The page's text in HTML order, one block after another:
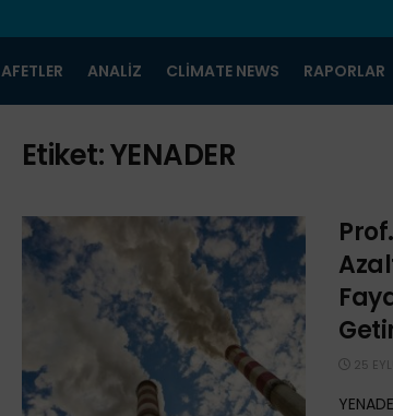
AFETLER ANALIZ CLIMATE NEWS RAPORLAR
Etiket:YENADER
25